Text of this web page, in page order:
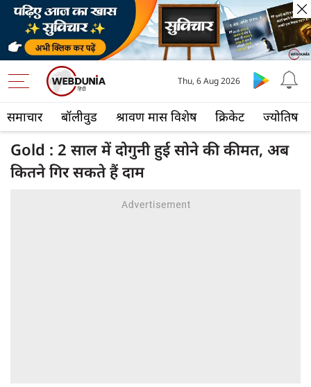
समाचार बॉलीवुड श्रावण मास विशेष क्रिकेट ज्योतिष
Thu, 6 Aug 2026
Gold : 2 साल में दोगुनी हुई सोने की कीमत, अब
कितने गिर सकते हैं दाम